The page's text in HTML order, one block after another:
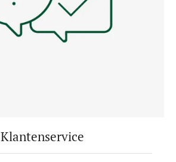
Klantenservice